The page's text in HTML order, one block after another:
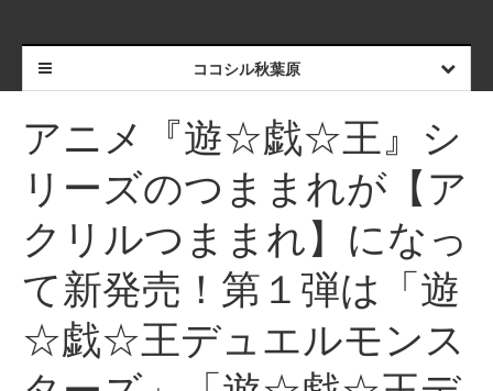
ココシル秋葉原
アニメ『遊☆戯☆王』シ
リーズのつままれが【ア
クリルつままれ】になっ
て新発売！第１弾は「遊
☆戯☆王デュエルモンス